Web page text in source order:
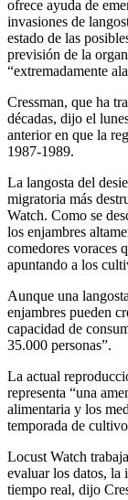
ofrece ayuda de
invasiones de
estado de las
previsión de la
“extremadamente
Cressman, que ha
décadas, dijo el
anterior en que la
1987-1989.
La langosta del
migratoria más
Watch. Como se
los enjambres
comedores voraces
apuntando a los
Aunque una
enjambres pueden
capacidad de
35.000 personas”.
La actual
representa “una
alimentaria y los
temporada de
Locust Watch
evaluar los datos, la
tiempo real, dijo